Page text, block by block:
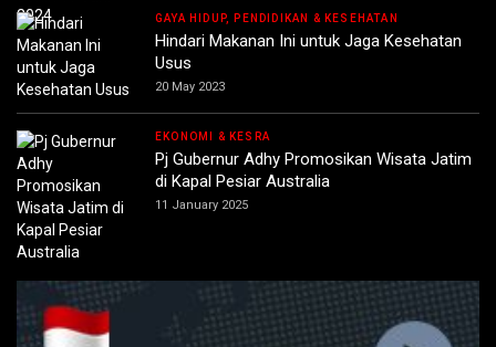
GAYA HIDUP, PENDIDIKAN & KESEHATAN
Hindari Makanan Ini untuk Jaga Kesehatan
Usus
20 May 2023
EKONOMI & KESRA
Pj Gubernur Adhy Promosikan Wisata Jatim
di Kapal Pesiar Australia
11 January 2025